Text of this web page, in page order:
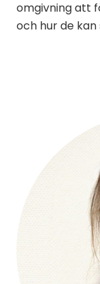
omgivning att
och hur de